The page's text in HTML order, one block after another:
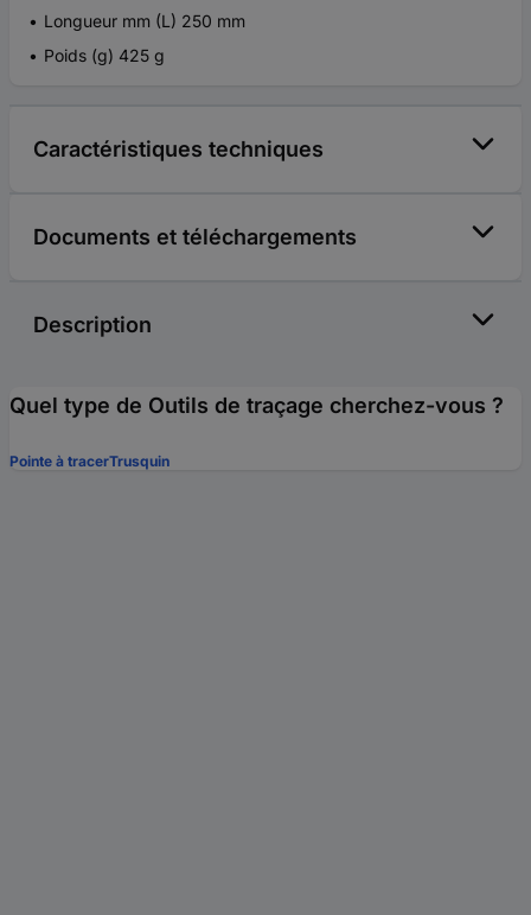
Longueur mm (L) 250 mm
Poids (g) 425 g
Caractéristiques techniques
Documents et téléchargements
Description
Quel type de Outils de traçage cherchez-vous ?
Pointe à tracerTrusquin